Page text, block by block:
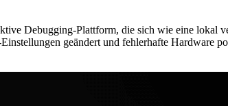
Debugging-Plattform, die sich wie eine lokal
geändert und fehlerhafte Hardware